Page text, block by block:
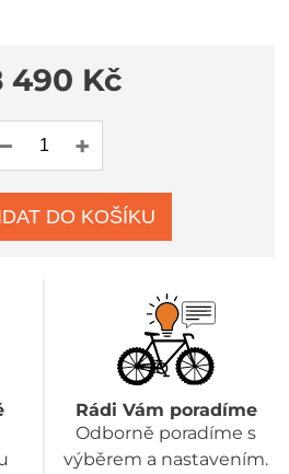
490 Kč
DO KOŠÍKU
Rádi Vám poradíme
Odborně poradíme s
výběrem a nastavením.